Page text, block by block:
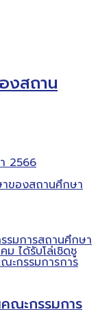
งสถาน
2566
ของสถานศึกษา
ณะกรรมการ